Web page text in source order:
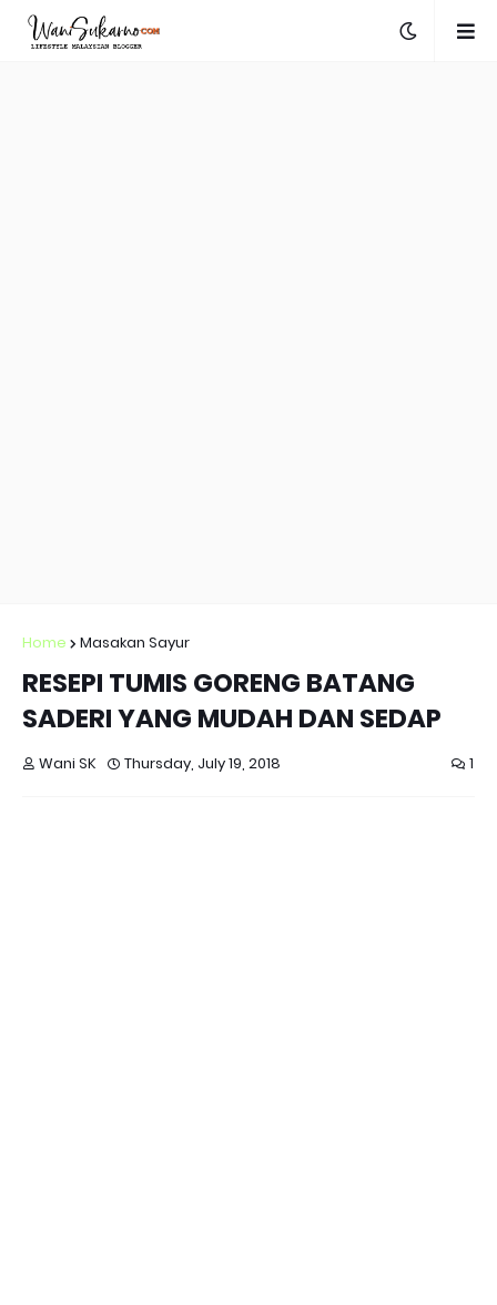
Home Masakan Sayur
RESEPI TUMIS GORENG BATANG
SADERI YANG MUDAH DAN SEDAP
Wani SK Thursday, July 19, 2018 1